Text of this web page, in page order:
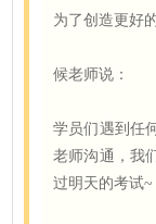
为了创造更好
候老师说：
学员们遇到任
老师沟通，我
过明天的考试~